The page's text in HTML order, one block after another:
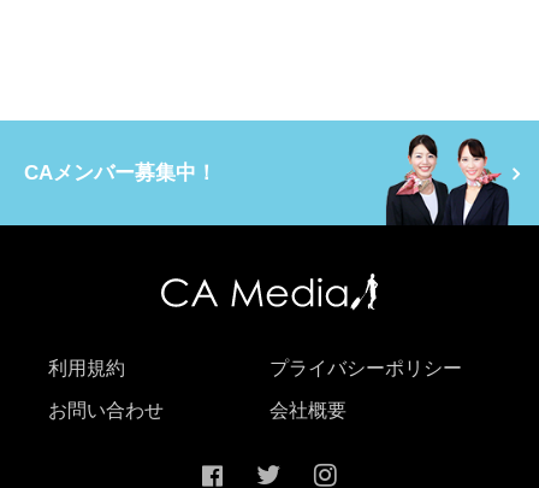
CAメンバー募集中！
利用規約 プライバシーポリシー
お問い合わせ 会社概要